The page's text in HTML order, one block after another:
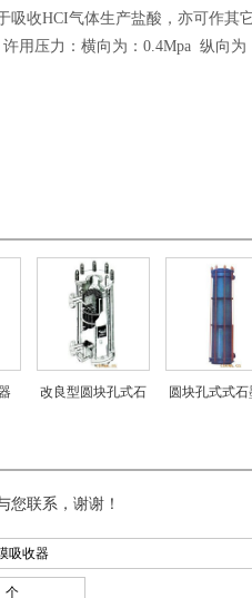
收HCI气体生产盐酸，亦可作其
用压力：横向为：0.4Mpa 纵向为
改良型圆块孔式石 圆块孔式式石
您联系，谢谢！